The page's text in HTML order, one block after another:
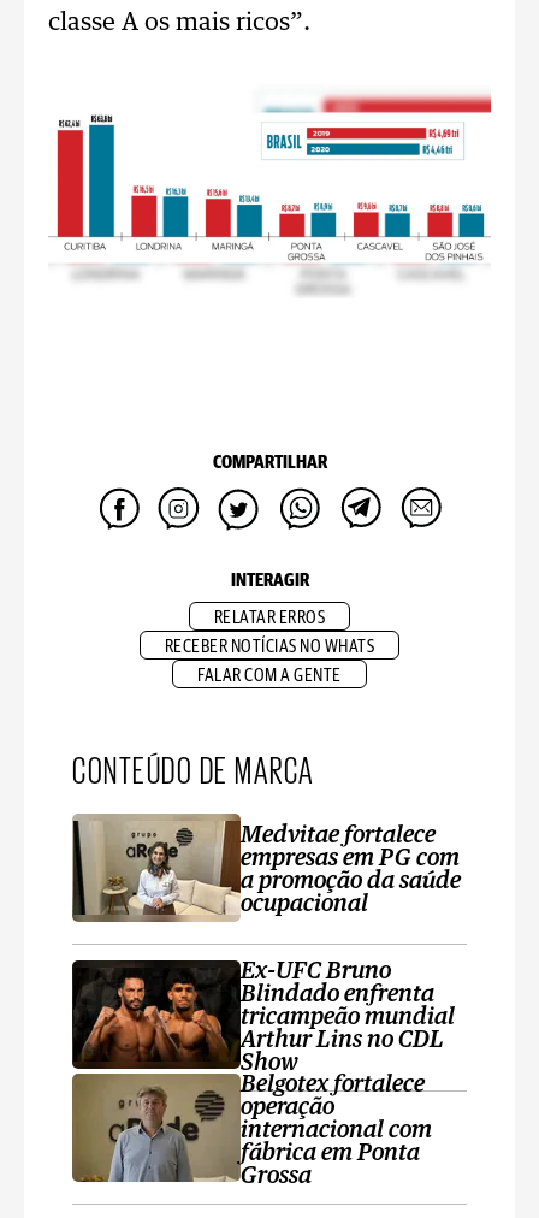
classe A os mais ricos”.
COMPARTILHAR
INTERAGIR
RELATAR ERROS
RECEBER NOTÍCIAS NO WHATS
FALAR COM A GENTE
CONTEÚDO DE MARCA
Medvitae fortalece
empresas em PG com
a promoção da saúde
ocupacional
Ex-UFC Bruno
Blindado enfrenta
tricampeão mundial
Arthur Lins no CDL
Show
Belgotex fortalece
operação
internacional com
fábrica em Ponta
Grossa